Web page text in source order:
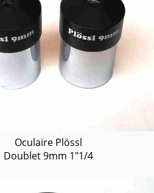
Oculaire Plössl
Doublet 9mm 1"1/4